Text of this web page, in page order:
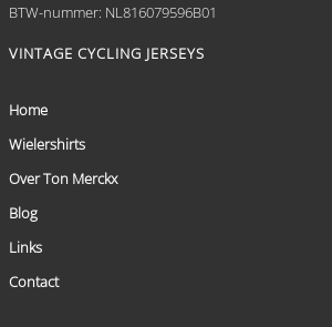
BTW-nummer: NL816079596B01
VINTAGE CYCLING JERSEYS
Home
Wielershirts
Over Ton Merckx
Blog
Links
Contact